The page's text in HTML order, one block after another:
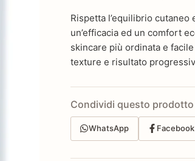
Rispetta l’equilibrio
un’efficacia ed un comfort
skincare più ordinata e
texture e risultato
Condividi questo prodotto
WhatsApp Facebook